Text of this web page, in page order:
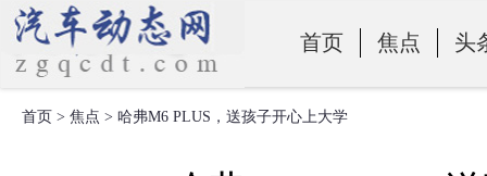
首页 焦点 头
零部件
首页 > 焦点 > 哈弗M6 PLUS，送孩子开心上大学